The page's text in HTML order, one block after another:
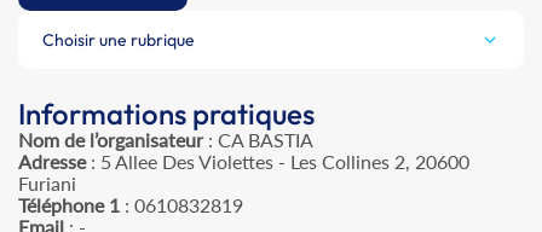
Choisir une rubrique
Informations pratiques
Nom de l’organisateur: CA BASTIA
Adresse: 5 Allee Des Violettes - Les Collines 2, 20600
Furiani
Téléphone 1 : 0610832819
Email : -